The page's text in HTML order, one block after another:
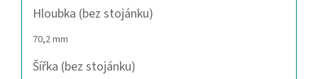
Hloubka (bez stojánku)
70,2 mm
Šířka (bez stojánku)